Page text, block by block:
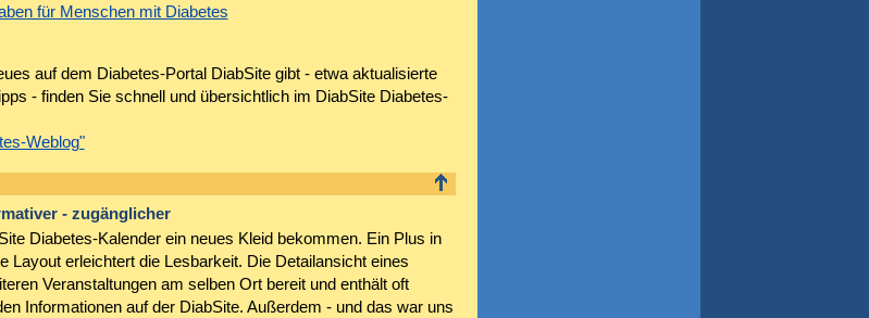
für Menschen mit Diabetes
auf dem Diabetes-Portal DiabSite gibt - etwa aktualisierte
- finden Sie schnell und übersichtlich im DiabSite Diabetes-
Weblog"
- zugänglicher
Diabetes-Kalender ein neues Kleid bekommen. Ein Plus in
Layout erleichtert die Lesbarkeit. Die Detailansicht eines
Veranstaltungen am selben Ort bereit und enthält oft
Informationen auf der DiabSite. Außerdem - und das war uns